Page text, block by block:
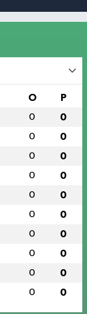
O P
0 0
0 0
0 0
0 0
0 0
0 0
0 0
0 0
0 0
0 0